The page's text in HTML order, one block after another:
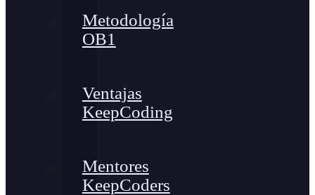
Metodología
OB1
Ventajas
KeepCoding
Mentores
KeepCoders